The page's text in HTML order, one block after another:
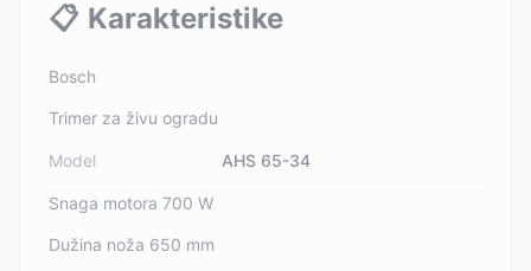
📋 Karakteristike
Bosch
Trimer za živu ogradu
Model AHS 65-34
Snaga motora 700 W
Dužina noža 650 mm